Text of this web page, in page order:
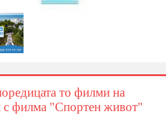
то филми на
филма "Спортен живот"